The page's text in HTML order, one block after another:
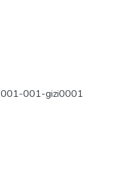
001-gizi0001